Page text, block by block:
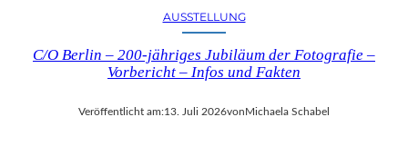
AUSSTELLUNG
C/O Berlin – 200-jähriges Jubiläum der Fotografie –
Vorbericht – Infos und Fakten
Veröffentlicht am:13. Juli 2026von Michaela Schabel